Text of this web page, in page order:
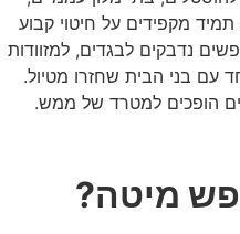
מקפידים על חיטוי קבוע
נדבקים לבגדים, למזוודות
עם בני הבית שחזרו מטיול.
הופכים למטרד של ממש.
מיטה?